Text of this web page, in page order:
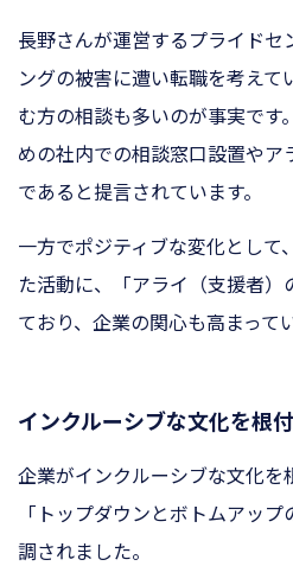
長野さんが運営するプライドセ
ングの被害に遭い転職を考えて
む方の相談も多いのが事実です
めの社内での相談窓口設置や
であると提言されています。
一方でポジティブな変化として
た活動に、「アライ（支援者）
ており、企業の関心も高まって
インクルーシブな文化を根
企業がインクルーシブな文化を
「トップダウンとボトムアッ
調されました。